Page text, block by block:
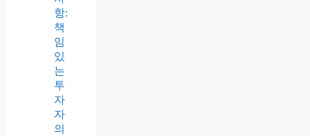
항:
책
임
있
는
투
자
자
의